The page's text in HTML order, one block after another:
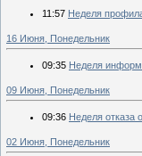
11:57 Неделя
16 Июня, Понедельник
09:35 Неделя
09 Июня, Понедельник
09:36 Неделя отказа
02 Июня, Понедельник